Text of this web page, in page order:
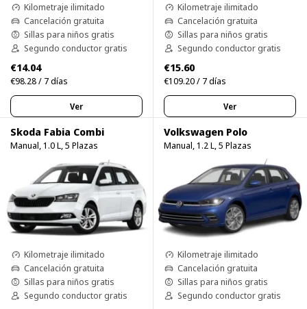
Kilometraje ilimitado
Cancelación gratuita
Sillas para niños gratis
Segundo conductor gratis
€14.04
€98.28 / 7 días
Ver
Kilometraje ilimitado
Cancelación gratuita
Sillas para niños gratis
Segundo conductor gratis
€15.60
€109.20 / 7 días
Ver
Skoda Fabia Combi
Manual, 1.0 L, 5 Plazas
Kilometraje ilimitado
Cancelación gratuita
Sillas para niños gratis
Segundo conductor gratis
Volkswagen Polo
Manual, 1.2 L, 5 Plazas
Kilometraje ilimitado
Cancelación gratuita
Sillas para niños gratis
Segundo conductor gratis